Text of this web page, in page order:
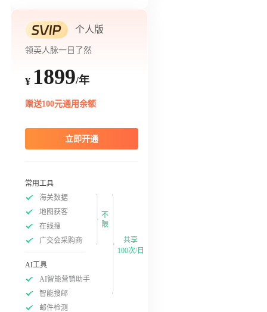
个人版
领英人脉一目了然
¥ 1899/年
赠送100元通用余额
立即开通
常用工具
海关数据
地图获客
在线搜
广交会采购商
不
限
AI工具
AI智能营销助手
智能搜邮
邮件检测
共享
100次/日